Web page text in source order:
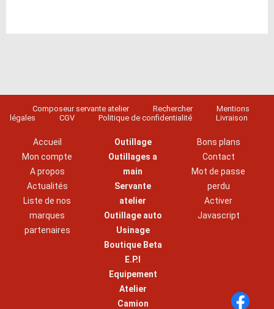
Composeur servante atelier Rechercher
Mentions
légales
CGV Politique de confidentialité Livraison
Accueil
Mon compte
A propos
Actualités
Liste de nos
marques
partenaires
Outillage
Outillages a
main
Servante
atelier
Outillage auto
Usinage
Boutique Beta
E.P.I
Equipement
Atelier
Camion
Bons plans
Contact
Mot de passe
perdu
Activer
Javascript